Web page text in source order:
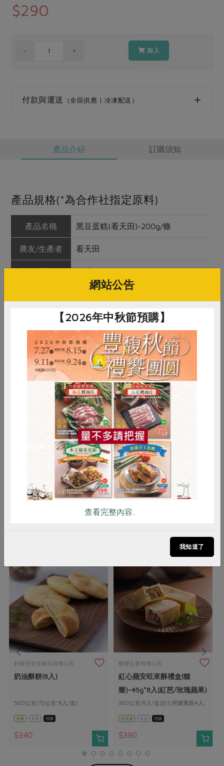
優惠專區
社務會議 地區活動
$290
加入
付款與運送 （全區供應 | 冷凍配送）
產品介紹 訂購須知
產品規格(*為合作社指定原料)
產品名稱 黑豆蛋糕(看天田)-200g/條
農友/生產者 看天田
雞蛋、蜜黑豆(青仁黑豆、特砂、
水)、黑豆豆漿(青仁黑豆、水)、青仁
黑豆、特砂(細砂糖)、軟質棕櫚油、
糙米、無鹽奶油、檸檬、蛋殼粉、亞
麻仁
保存條件
1. 冷凍保存30天。
2. 未食用畢，請放保鮮盒內冷藏。
產品說明
全產品未添加防腐劑，採冷凍配送。
解凍後食用口感更佳。
本產品含有雞蛋、大豆、牛奶及亞麻
仁，不適合其過敏體質者食用
好味兒生技食品有限公司
奶油酥餅(8入)
560公克(70公克*8入/盒)
奶素 常溫 預購
$340
馥樂企業有限公司
紅心蘋安旺來酥禮盒(馥
樂)-45g*8入(紅芭/玫瑰蘋果)
360公克/8入/盒(紅心芭樂鳳梨4入、
蘋果玫瑰4入)
奶蛋素 常溫 預購
$390
RPET 食譜 減硝酸鹽
雞蛋 食安 共同購買
網站公告
【2026年中秋節預購】
查看完整內容..
我知道了